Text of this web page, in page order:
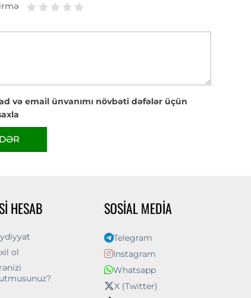
və email ünvanımı növbəti dəfələr üçün
HESAB
ol
SOSIAL MEDIA
Telegram
Instagram
Whatsapp
X (Twitter)